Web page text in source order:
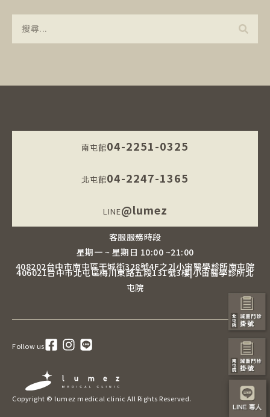
南屯館04-2251-0325
北屯館04-2247-1365
LINE@lumez
客服服務時段
星期一 ~ 星期日 10:00 ~21:00
408202台中市南屯區干城街328號4F之2|小宙醫學診所南屯院
406021台中市北屯區梅川東路五段131號3樓|小宙醫學診所北
屯院
Copyright © lumez medical clinic All Rights Reserved.
Follow us